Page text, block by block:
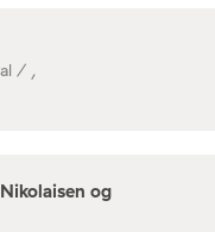
/ ,
og